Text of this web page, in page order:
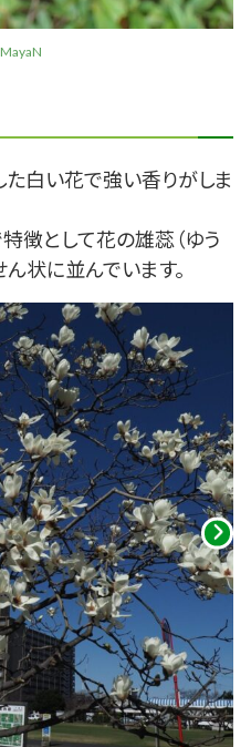
た白い花で強い香りがしま
徴として花の雄蕊（ゆう
ん状に並んでいます。